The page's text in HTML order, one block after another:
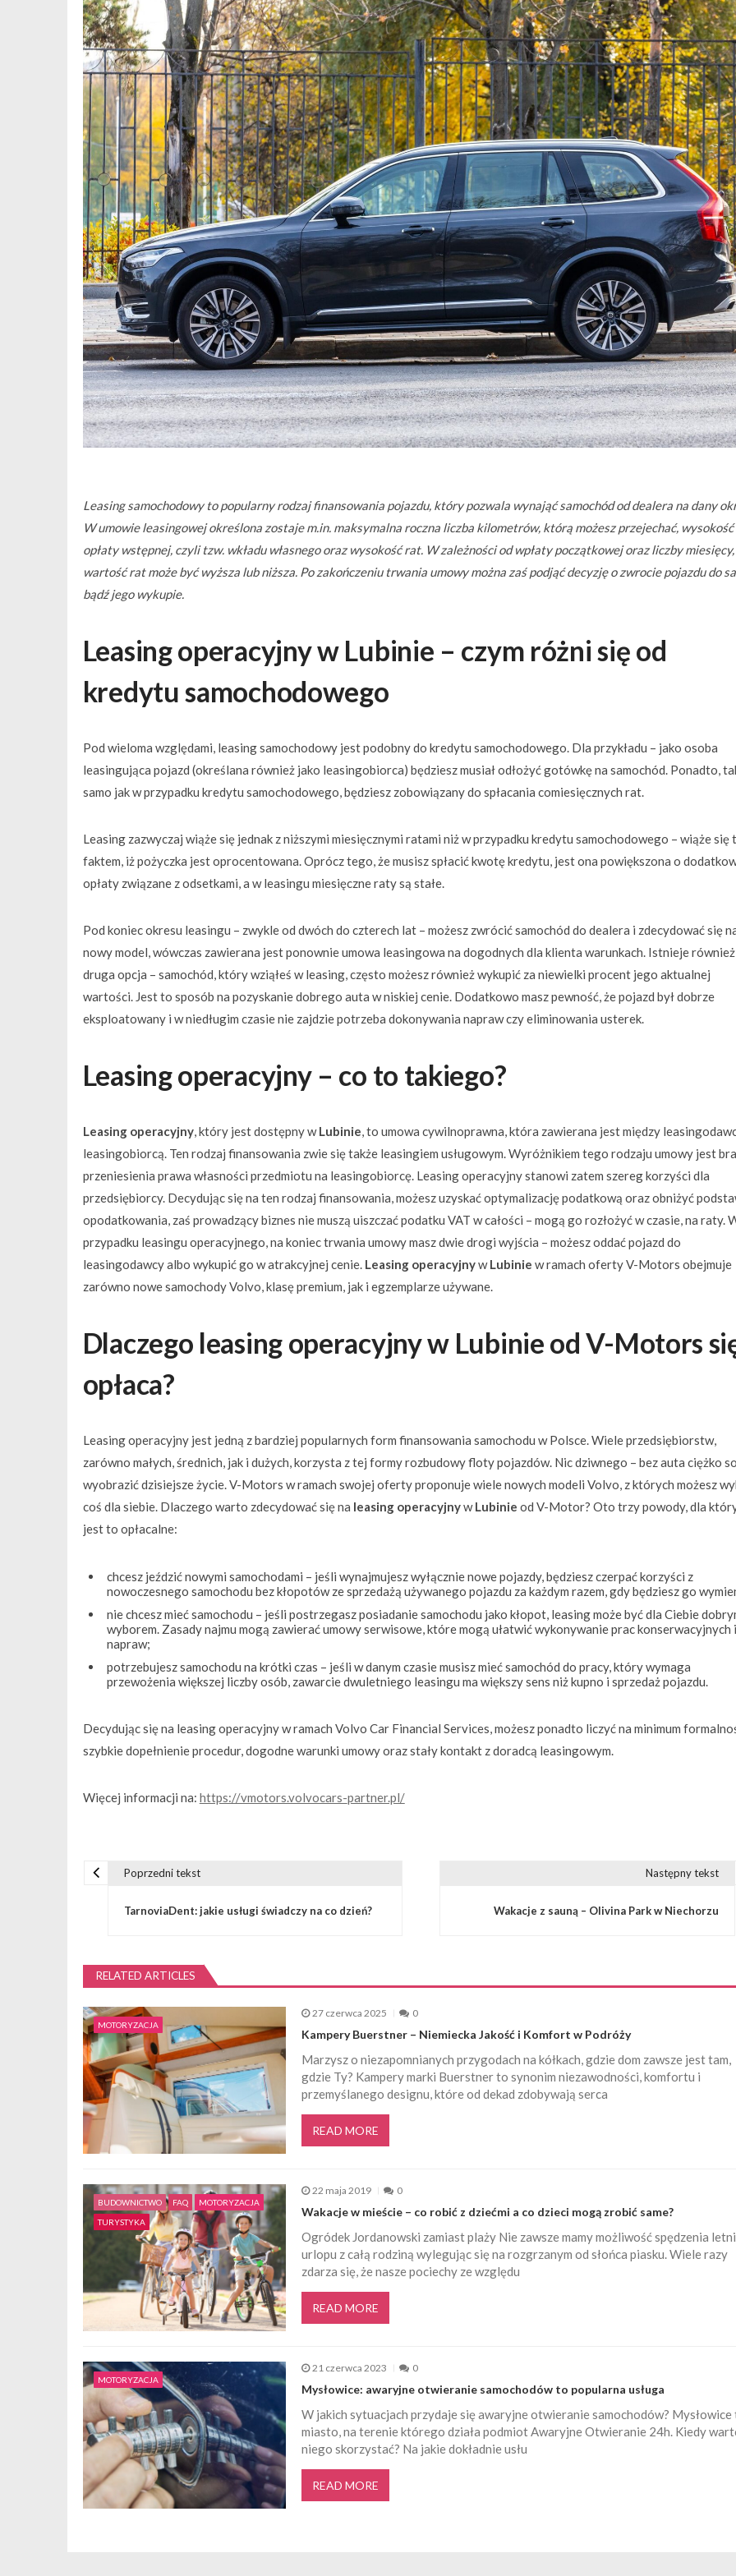
Leasing samochodowy to popularny rodzaj finansowania pojazdu, który pozwala wynająć samochód od dealera na dany
W umowie leasingowej określona zostaje m.in. maksymalna roczna liczba kilometrów, którą możesz przejechać, wysokość
opłaty wstępnej, czyli tzw. wkładu własnego oraz wysokość rat. W zależności od wpłaty początkowej oraz liczby miesięcy,
wartość rat może być wyższa lub niższa. Po zakończeniu trwania umowy można zaś podjąć decyzję o zwrocie pojazdu do
bądź jego wykupie.
Leasing operacyjnyw Lubinie – czym różni się od
kredytu samochodowego
Pod wieloma względami, leasing samochodowy jest podobny do kredytu samochodowego. Dla przykładu – jako osoba
leasingująca pojazd (określana również jako leasingobiorca) będziesz musiał odłożyć gotówkę na samochód. Ponadto,
samo jak w przypadku kredytu samochodowego, będziesz zobowiązany do spłacania comiesięcznych rat.
Leasing zazwyczaj wiąże się jednak z niższymi miesięcznymi ratami niż w przypadku kredytu samochodowego – wiąże się
faktem, iż pożyczka jest oprocentowana. Oprócz tego, że musisz spłacić kwotę kredytu, jest ona powiększona o
opłaty związane z odsetkami, a w leasingu miesięczne raty są stałe.
Pod koniec okresu leasingu – zwykle od dwóch do czterech lat – możesz zwrócić samochód do dealera i zdecydować się
nowy model, wówczas zawierana jest ponownie umowa leasingowa na dogodnych dla klienta warunkach. Istnieje również
druga opcja – samochód, który wziąłeś w leasing, często możesz również wykupić za niewielki procent jego aktualnej
wartości. Jest to sposób na pozyskanie dobrego auta w niskiej cenie. Dodatkowo masz pewność, że pojazd był dobrze
eksploatowany i w niedługim czasie nie zajdzie potrzeba dokonywania napraw czy eliminowania usterek.
Leasing operacyjny – co to takiego?
Leasing operacyjny, który jest dostępny wLubinie to umowa cywilnoprawna, która zawierana jest między
leasingobiorcą. Ten rodzaj finansowania zwie się także leasingiem usługowym. Wyróżnikiem tego rodzaju umowy jest
przeniesienia prawa własności przedmiotu na leasingobiorcę. Leasing operacyjny stanowi zatem szereg korzyści dla
przedsiębiorcy. Decydując się na ten rodzaj finansowania, możesz uzyskać optymalizację podatkową oraz obniżyć
opodatkowania, zaś prowadzący biznes nie muszą uiszczać podatku VAT w całości – mogą go rozłożyć w czasie, na raty.
przypadku leasingu operacyjnego, na koniec trwania umowy masz dwie drogi wyjścia – możesz oddać pojazd do
leasingodawcy albo wykupić go w atrakcyjnej cenie. Leasing operacyjnywLubinie w ramach oferty V-Motors obejmuje
zarówno nowe samochody Volvo, klasę premium, jak i egzemplarze używane.
Dlaczego leasing operacyjnyw Lubinie od V-Motors
opłaca?
Leasing operacyjny jest jedną z bardziej popularnych form finansowania samochodu w Polsce. Wiele przedsiębiorstw,
zarówno małych, średnich, jak i dużych, korzysta z tej formy rozbudowy floty pojazdów. Nic dziwnego – bez auta ciężko
wyobrazić dzisiejsze życie. V-Motors w ramach swojej oferty proponuje wiele nowych modeli Volvo, z których możesz
coś dla siebie. Dlaczego warto zdecydować się na leasing operacyjnywLubinie od V-Motor? Oto trzy powody, dla
jest to opłacalne:
chcesz jeździć nowymi samochodami – jeśli wynajmujesz wyłącznie nowe pojazdy, będziesz czerpać korzyści z
nowoczesnego samochodu bez kłopotów ze sprzedażą używanego pojazdu za każdym razem, gdy będziesz go
nie chcesz mieć samochodu – jeśli postrzegasz posiadanie samochodu jako kłopot, leasing może być dla Ciebie
wyborem. Zasady najmu mogą zawierać umowy serwisowe, które mogą ułatwić wykonywanie prac konserwacyjnych i
napraw;
potrzebujesz samochodu na krótki czas – jeśli w danym czasie musisz mieć samochód do pracy, który wymaga
przewożenia większej liczby osób, zawarcie dwuletniego leasingu ma większy sens niż kupno i sprzedaż pojazdu.
Decydując się na leasing operacyjny w ramach Volvo Car Financial Services, możesz ponadto liczyć na minimum
szybkie dopełnienie procedur, dogodne warunki umowy oraz stały kontakt z doradcą leasingowym.
Więcej informacji na: https://vmotors.volvocars-partner.pl/
w
i
g
a
c
j
a
p
s
u
Poprzedni tekst
TarnoviaDent: jakie usługi świadczy na co dzień?
Następny tekst
Wakacje z sauną – Olivina Park w Niechorzu
RELATED ARTICLES
MOTORYZACJA
27 czerwca 2025 0
Kampery Buerstner – Niemiecka Jakość i Komfort w Podróży
Marzysz o niezapomnianych przygodach na kółkach, gdzie dom zawsze jest tam,
gdzie Ty? Kampery marki Buerstner to synonim niezawodności, komfortu i
przemyślanego designu, które od dekad zdobywają serca
READ MORE
BUDOWNICTWO FAQ
MOTORYZACJA
TURYSTYKA
22 maja 2019 0
Wakacje w mieście – co robić z dziećmi a co dzieci mogą zrobić same?
Ogródek Jordanowski zamiast plaży Nie zawsze mamy możliwość spędzenia
urlopu z całą rodziną wylegując się na rozgrzanym od słońca piasku. Wiele razy
zdarza się, że nasze pociechy ze względu
READ MORE
MOTORYZACJA
21 czerwca 2023 0
Mysłowice: awaryjne otwieranie samochodów to popularna usługa
W jakich sytuacjach przydaje się awaryjne otwieranie samochodów? Mysłowice
miasto, na terenie którego działa podmiot Awaryjne Otwieranie 24h. Kiedy
niego skorzystać? Na jakie dokładnie usłu
READ MORE